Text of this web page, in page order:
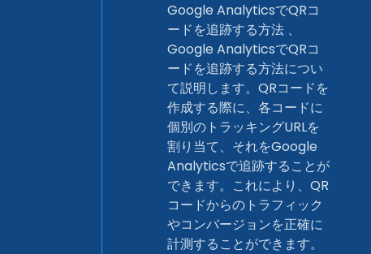
Google AnalyticsでQRコ
ードを追跡する方法 、
Google AnalyticsでQRコ
ードを追跡する方法につい
て説明します。QRコードを
作成する際に、各コードに
個別のトラッキングURLを
割り当て、それをGoogle
Analyticsで追跡することが
できます。これにより、QR
コードからのトラフィック
やコンバージョンを正確に
計測することができます。